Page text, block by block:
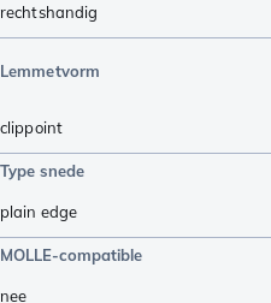
rechtshandig
Lemmetvorm
clippoint
Type snede
plain edge
MOLLE-compatible
nee